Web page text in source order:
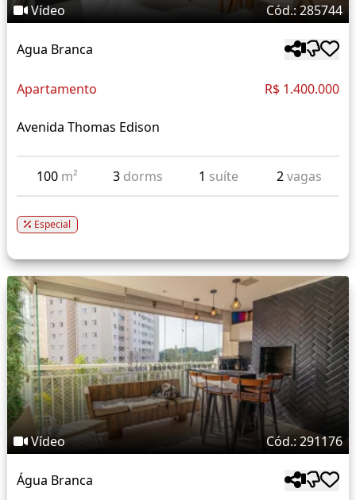
Vídeo Cód.: 285744
Agua Branca
Apartamento R$ 1.400.000
Avenida Thomas Edison
100 m² 3 dorms 1 suíte 2vagas
Especial
Vídeo Cód.: 291176
Água Branca